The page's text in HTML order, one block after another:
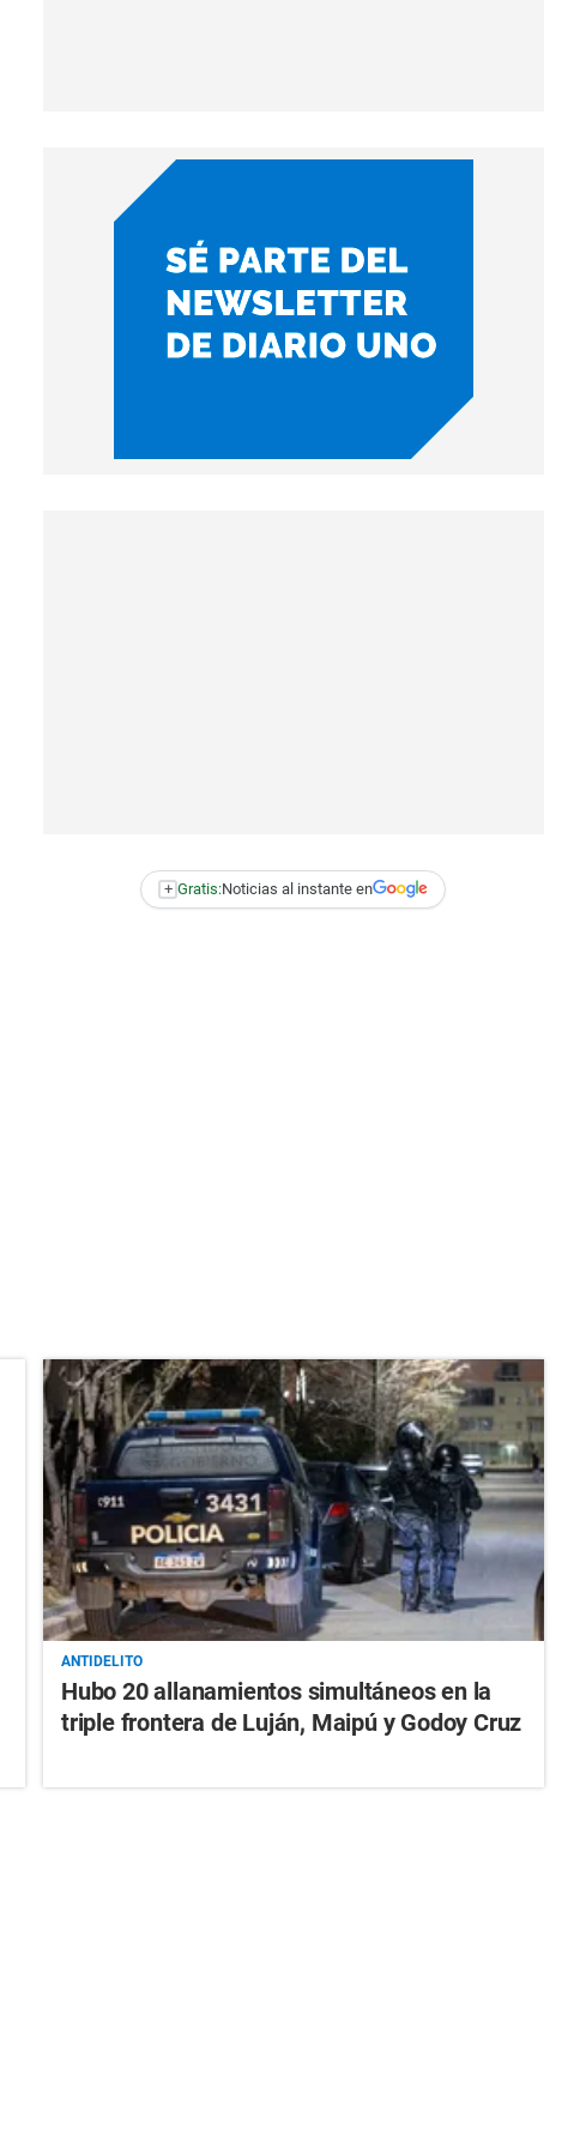
+ Gratis:Noticias al instante en
ANTIDELITO
Hubo 20 allanamientos simultáneos en la
triple frontera de Luján, Maipú y Godoy Cruz